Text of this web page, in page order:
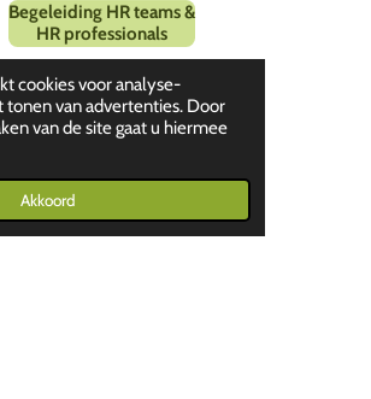
cookies voor analyse-
van advertenties. Door
van de site gaat u hiermee
Akkoord
Begeleiding HR teams &
HR professionals
contact met mij op!
Contact